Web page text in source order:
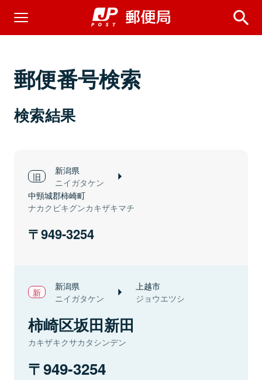
郵便番号検索
検索結果
新潟県
ニイガタケン
中頸城郡柿崎町
ナカクビキグンカキザキマチ
949-3254
新潟県
ニイガタケン
上越市
ジョウエツシ
柿崎区坂田新田
カキザキクサカタシンデン
949-3254